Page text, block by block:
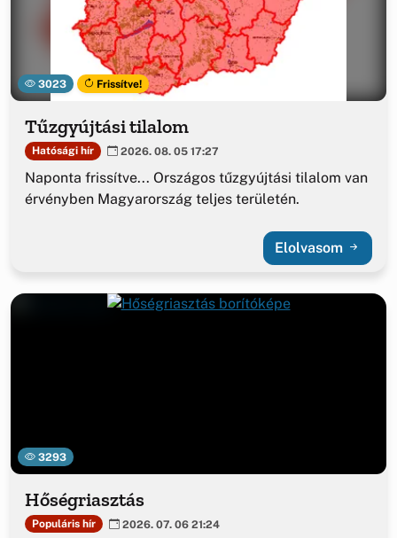
3023 Frissítve!
Tűzgyújtási tilalom
Hatósági hír 2026. 08. 05 17:27
Naponta frissítve... Országos tűzgyújtási tilalom van
érvényben Magyarország teljes területén.
Elolvasom
3293
Hőségriasztás
Populáris hír 2026. 07. 06 21:24